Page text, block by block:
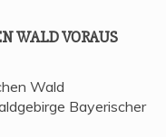
WALD VORAUS
Wald
Bayerischer